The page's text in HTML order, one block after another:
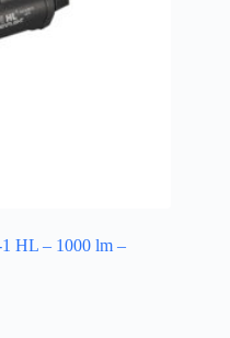
HL – 1000 lm –